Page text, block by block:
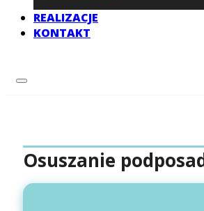
REALIZACJE
KONTAKT
Osuszanie